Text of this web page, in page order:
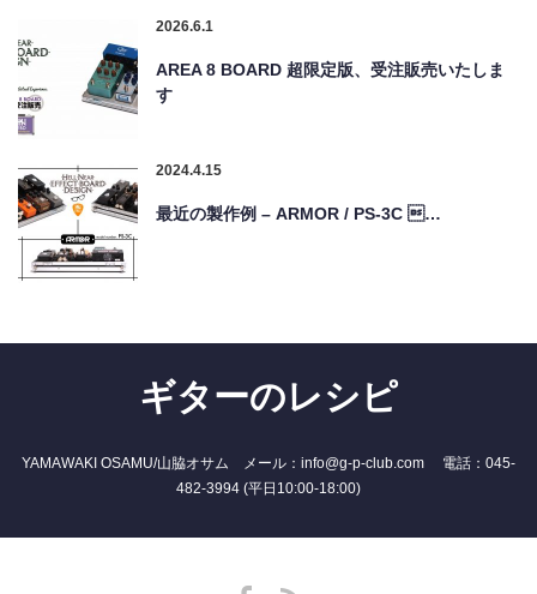
2026.6.1
AREA 8 BOARD 超限定版、受注販売いたしま
す
2024.4.15
最近の製作例 – ARMOR / PS-3C …
ギターのレシピ
YAMAWAKI OSAMU/山脇オサム メール：info@g-p-club.com 電話：045-
482-3994 (平日10:00-18:00)